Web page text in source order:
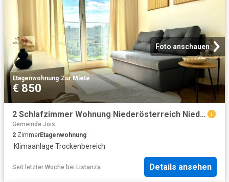
Foto anschauen
Etagenwohnung·Zur Miete
€ 850
2 Schlafzimmer Wohnung Niederösterreich Niederösterreich 104642207
Gemeinde Jois
2 ZimmerEtagenwohnung
·Klimaanlage·Trockenbereich
Seit letzter Woche bei Listanza Details ansehen